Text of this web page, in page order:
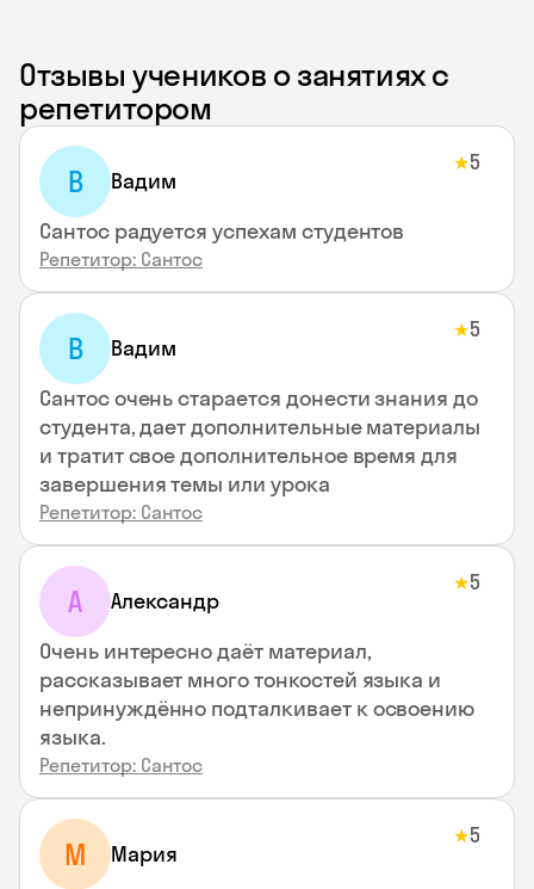
Отзывы учеников о занятиях с
репетитором
В Вадим
★5
Сантос радуется успехам студентов
Репетитор: Сантос
В Вадим
★5
Сантос очень старается донести знания до
студента, дает дополнительные материалы
и тратит свое дополнительное время для
завершения темы или урока
Репетитор: Сантос
А Александр
★5
Очень интересно даёт материал,
рассказывает много тонкостей языка и
непринуждённо подталкивает к освоению
языка.
Репетитор: Сантос
М Мария
★5